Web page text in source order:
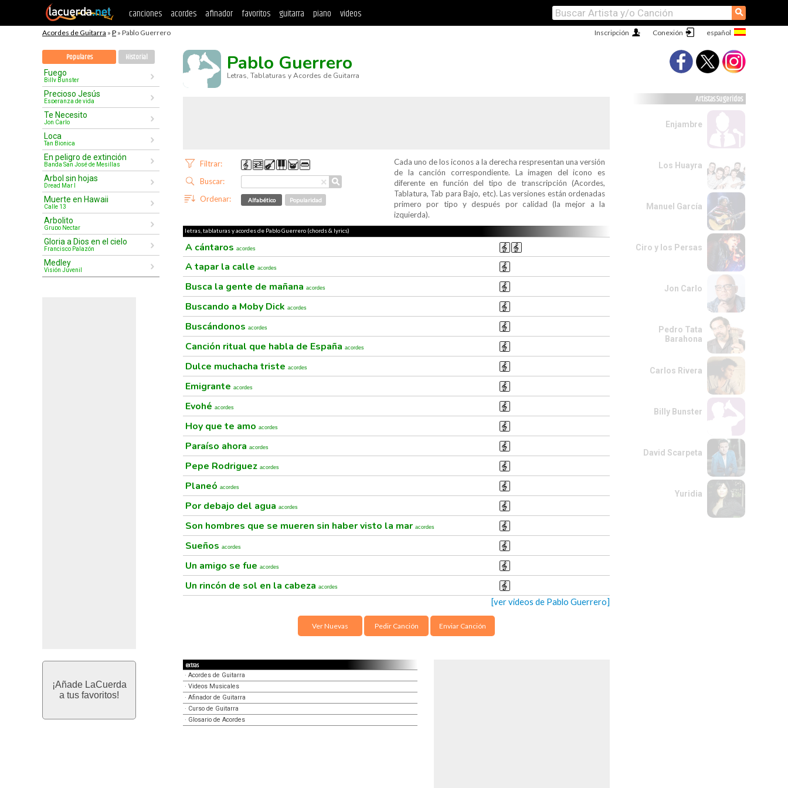
canciones acordes afinador favoritos guitarra piano videos ⚲
Acordes de Guitarra » P » Pablo Guerrero Conexión
Inscripción
Populares Historial
Fuego
Billy Bunster
Precioso Jesús
Esperanza de vida
Te Necesito
Jon Carlo
Loca
Tan Bionica
En peligro de extinción
Banda San José de Mesillas
Arbol sin hojas
Dread Mar I
Muerte en Hawaii
Calle 13
Arbolito
Grupo Nectar
Gloria a Dios en el cielo
Francisco Palazón
Medley
Visión Juvenil
¡Añade LaCuerda
a tus favoritos!
Pablo Guerrero
Letras, Tablaturas y Acordes de Guitarra
Filtrar:
×
Buscar: ⚲
Ordenar: Alfabético Popularidad
Cada uno de los iconos a la derecha respresentan una versión
de la canción correspondiente. La imagen del icono es
diferente en función del tipo de transcripción (Acordes,
Tablatura, Tab para Bajo, etc). Las versiones están ordenadas
primero por tipo y después por calidad (la mejor a la
izquierda).
letras, tablaturas y acordes de Pablo Guerrero (chords & lyrics)
A cántaros acordes
A tapar la calle acordes
Busca la gente de mañana acordes
Buscando a Moby Dick acordes
Buscándonos acordes
Canción ritual que habla de España acordes
Dulce muchacha triste acordes
Emigrante acordes
Evohé acordes
Hoy que te amo acordes
Paraíso ahora acordes
Pepe Rodriguez acordes
Planeó acordes
Por debajo del agua acordes
Son hombres que se mueren sin haber visto la mar acordes
Sueños acordes
Un amigo se fue acordes
Un rincón de sol en la cabeza acordes
[ver videos de Pablo Guerrero]
Ver Nuevas Pedir Canción Enviar Canción
extras
· Acordes de Guitarra
· Videos Musicales
· Afinador de Guitarra
· Curso de Guitarra
· Glosario de Acordes
Artistas Sugeridos
Enjambre
Los Huayra
Manuel García
Ciro y los Persas
Jon Carlo
Pedro Tata
Barahona
Carlos Rivera
Billy Bunster
David Scarpeta
Yuridia